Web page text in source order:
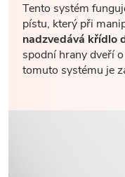
Tento systém
pístu, který při
nadzvedává křídlo
spodní hrany dveří
tomuto systému je